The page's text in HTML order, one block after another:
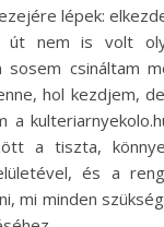
lépek:
út nem is volt
sosem csináltam
hol kezdjem,
a
a tiszta,
és a
mi minden